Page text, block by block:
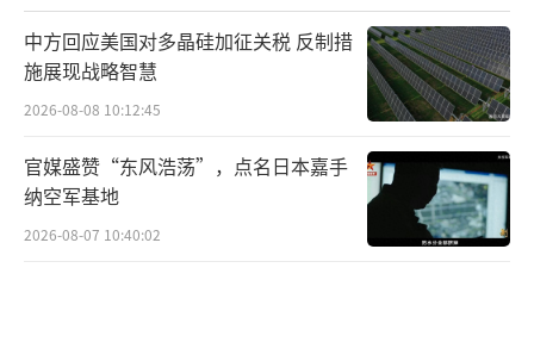
中方回应美国对多晶硅加征关税 反制措
施展现战略智慧
2026-08-08 10:12:45
官媒盛赞“东风浩荡”，点名日本嘉手
纳空军基地
2026-08-07 10:40:02